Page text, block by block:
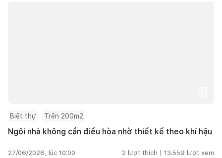
Biệt thự Trên 200m2
Ngôi nhà không cần điều hòa nhờ thiết kế theo khí hậu
27/06/2026, lúc 10:00 2 lượt thích | 13.559 lượt xem